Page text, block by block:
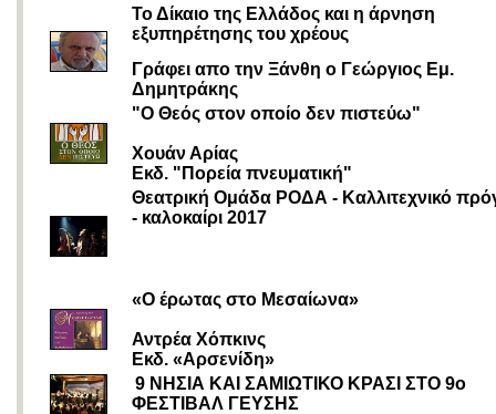
Το Δίκαιο της Ελλάδος και η άρνηση
εξυπηρέτησης του χρέους
Γράφει απο την Ξάνθη ο Γεώργιος Εμ.
Δημητράκης
"Ο Θεός στον οποίο δεν πιστεύω"
Χουάν Αρίας
Εκδ. "Πορεία πνευματική"
Θεατρική Ομάδα ΡΟΔΑ - Καλλιτεχνικό
- καλοκαίρι 2017
«Ο έρωτας στο Μεσαίωνα»
Αντρέα Χόπκινς
Εκδ. «Αρσενίδη»
9 ΝΗΣΙΑ ΚΑΙ ΣΑΜΙΩΤΙΚΟ ΚΡΑΣΙ ΣΤΟ 9ο
ΦΕΣΤΙΒΑΛ ΓΕΥΣΗΣ